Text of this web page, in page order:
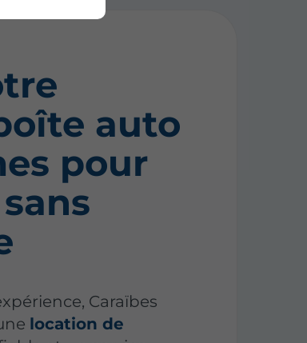
auto
pour
Caraïbes
location de